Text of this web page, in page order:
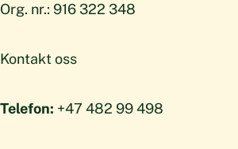
Org. nr.: 916 322 348
Kontakt oss
Telefon: +47 482 99 498